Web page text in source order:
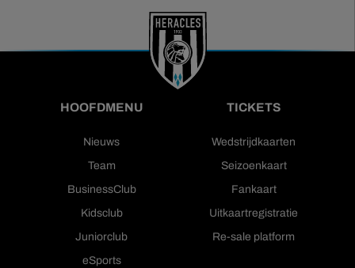
HOOFDMENU
Nieuws
Team
BusinessClub
Kidsclub
Juniorclub
eSports
TICKETS
Wedstrijdkaarten
Seizoenkaart
Fankaart
Uitkaartregistratie
Re-sale platform